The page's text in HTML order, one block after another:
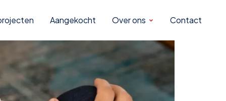
Aangekocht Over ons Contact